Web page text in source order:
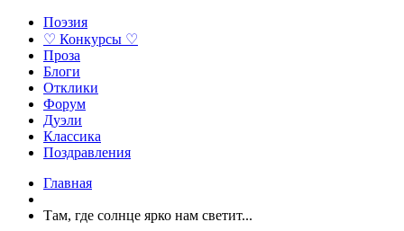
Поэзия
♡ Конкурсы ♡
Проза
Блоги
Отклики
Форум
Дуэли
Классика
Поздравления
Главная
Там, где солнце ярко нам светит...